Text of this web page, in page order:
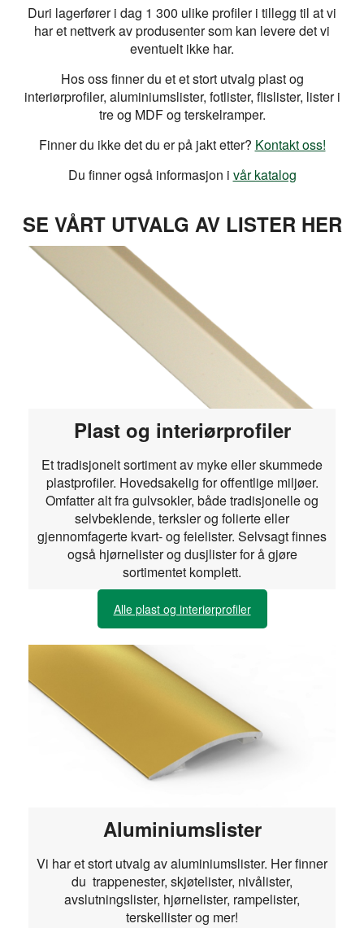
Duri lagerfører i dag 1 300 ulike profiler i tillegg til at vi
har et nettverk av produsenter som kan levere det vi
eventuelt ikke har.
Hos oss finner du et et stort utvalg plast og
interiørprofiler, aluminiumslister, fotlister, flislister, lister i
tre og MDF og terskelramper.
Finner du ikke det du er på jakt etter? Kontakt oss!
Du finner også informasjon i vår katalog
SE VÅRT UTVALG AV LISTER HER
Plast og interiørprofiler
Et tradisjonelt sortiment av myke eller skummede
plastprofiler. Hovedsakelig for offentlige miljøer.
Omfatter alt fra gulvsokler, både tradisjonelle og
selvbeklende, terksler og folierte eller
gjennomfagerte kvart- og feielister. Selvsagt finnes
også hjørnelister og dusjlister for å gjøre
sortimentet komplett.
Alle plast og interiørprofiler
Aluminiumslister
Vi har et stort utvalg av aluminiumslister. Her finner
du trappenester, skjøtelister, nivålister,
avslutningslister, hjørnelister, rampelister,
terskellister og mer!